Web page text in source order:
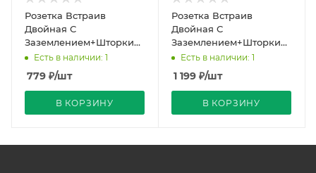
Розетка Встраив
Двойная С
Заземлением+Шторки+Крышка
Белый IP20 16А 250В
ATLASDESIGN Schneider
Electr
Есть в наличии: 1
779 ₽/шт
В КОРЗИНУ
Розетка Встраив
Двойная С
Заземлением+Шторки
Алюминий IP20 16А
250В ATLASDESIGN
Schneider Electric
Есть в наличии: 1
1 199 ₽/шт
В КОРЗИНУ